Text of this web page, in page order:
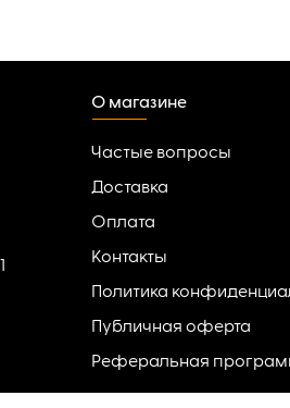
О магазине
Частые вопросы
Доставка
Оплата
Контакты
Политика
Публичная оферта
Реферальная